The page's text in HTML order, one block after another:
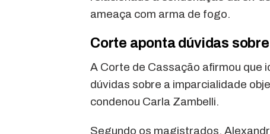
ameaça com arma de fogo.
Corte aponta dúvidas
A Corte de Cassação afirmou que
dúvidas sobre a imparcialidade
condenou Carla Zambelli.
Segundo os magistrados,